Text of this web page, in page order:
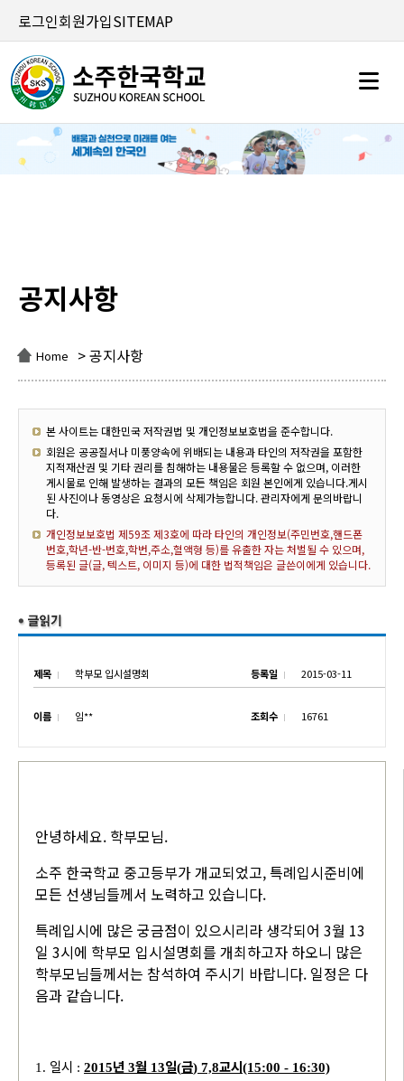
로그인회원가입SITEMAP
공지사항
Home > 공지사항
본 사이트는 대한민국 저작권법 및 개인정보보호법을 준수합니다.
회원은 공공질서나 미풍양속에 위배되는 내용과 타인의 저작권을 포함한
지적재산권 및 기타 권리를 침해하는 내용물은 등록할 수 없으며, 이러한
게시물로 인해 발생하는 결과의 모든 책임은 회원 본인에게 있습니다.게시
된 사진이나 동영상은 요청시에 삭제가능합니다. 관리자에게 문의바랍니
다.
개인정보보호법 제59조 제3호에 따라 타인의 개인정보(주민번호,핸드폰
번호,학년-반-번호,학번,주소,혈액형 등)를 유출한 자는 처벌될 수 있으며,
등록된 글(글, 텍스트, 이미지 등)에 대한 법적책임은 글쓴이에게 있습니다.
제목 학부모 입시설명회 등록일 2015-03-11
이름 임** 조회수 16761
안녕하세요. 학부모님.
소주 한국학교 중고등부가 개교되었고, 특례입시준비에
모든 선생님들께서 노력하고 있습니다.
특례입시에 많은 궁금점이 있으시리라 생각되어 3월 13
일 3시에 학부모 입시설명회를 개최하고자 하오니 많은
학부모님들께서는 참석하여 주시기 바랍니다. 일정은 다
음과 같습니다.
1. 일시 : 2015년 3월 13일(금) 7,8교시(15:00 - 16:30)